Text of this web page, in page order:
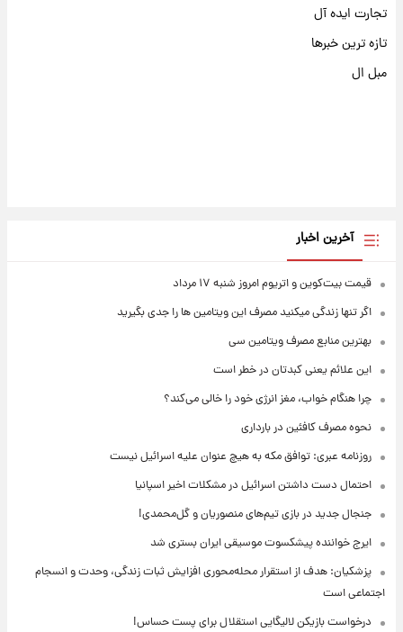
تجارت ایده آل
تازه ترین خبرها
مبل ال
آخرین اخبار
قیمت بیت‌کوین و اتریوم امروز شنبه ۱۷ مرداد
اگر تنها زندگی میکنید مصرف این ویتامین ها را جدی بگیرید
بهترین منابع مصرف ویتامین سی
این علائم یعنی کبدتان در خطر است
چرا هنگام خواب، مغز انرژی خود را خالی می‌کند؟
نحوه مصرف کافئین در بارداری
روزنامه عبری: توافق مکه به هیچ عنوان علیه اسرائیل نیست
احتمال دست داشتن اسرائیل در مشکلات اخیر اسپانیا
جنجال جدید در بازی تیم‌های منصوریان و گل‌محمدی!
ایرج خواننده پیشکسوت موسیقی ایران بستری شد
پزشکیان: هدف از استقرار محله‌محوری افزایش ثبات زندگی، وحدت و انسجام
اجتماعی است
درخواست بازیکن لالیگایی استقلال برای پست حساس!